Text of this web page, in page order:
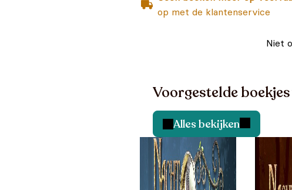
op met de klantenservice
Niet
Voorgestelde
Alles bekijken